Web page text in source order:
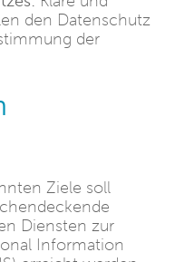
den Datenschutz
der
Ziele soll
Diensten zur
Information